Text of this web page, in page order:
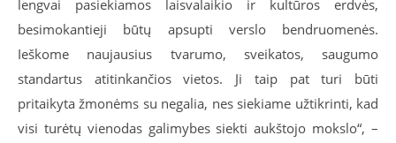
lengvai pasiekiamos laisvalaikio ir kultūros erdvės,
besimokantieji būtų apsupti verslo bendruomenės.
Ieškome naujausius tvarumo, sveikatos, saugumo
standartus atitinkančios vietos. Ji taip pat turi būti
pritaikyta žmonėms su negalia, nes siekiame užtikrinti, kad
visi turėtų vienodas galimybes siekti aukštojo mokslo“, –